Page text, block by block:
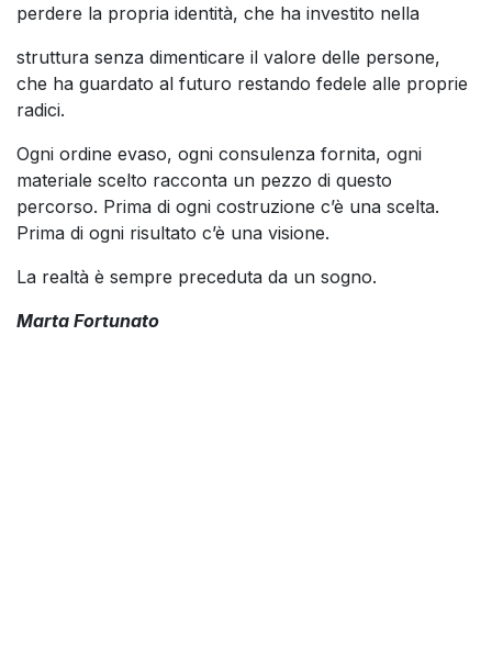
perdere la propria identità, che ha investito nella
struttura senza dimenticare il valore delle persone,
che ha guardato al futuro restando fedele alle proprie
radici.
Ogni ordine evaso, ogni consulenza fornita, ogni
materiale scelto racconta un pezzo di questo
percorso. Prima di ogni costruzione c’è una scelta.
Prima di ogni risultato c’è una visione.
La realtà è sempre preceduta da un sogno.
Marta Fortunato